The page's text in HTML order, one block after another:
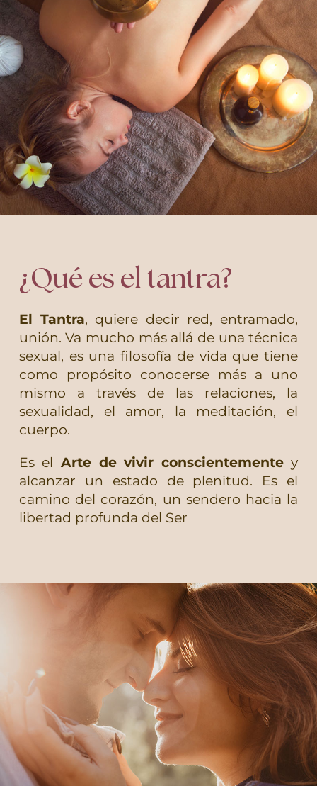
¿Qué es el tantra?
El Tantra, quiere decir red, entramado,
unión. Va mucho más allá de una técnica
sexual, es una filosofía de vida que tiene
como propósito conocerse más a uno
mismo a través de las relaciones, la
sexualidad, el amor, la meditación, el
cuerpo.
Es el Arte de vivir conscientementey
alcanzar un estado de plenitud. Es el
camino del corazón, un sendero hacia la
libertad profunda del Ser